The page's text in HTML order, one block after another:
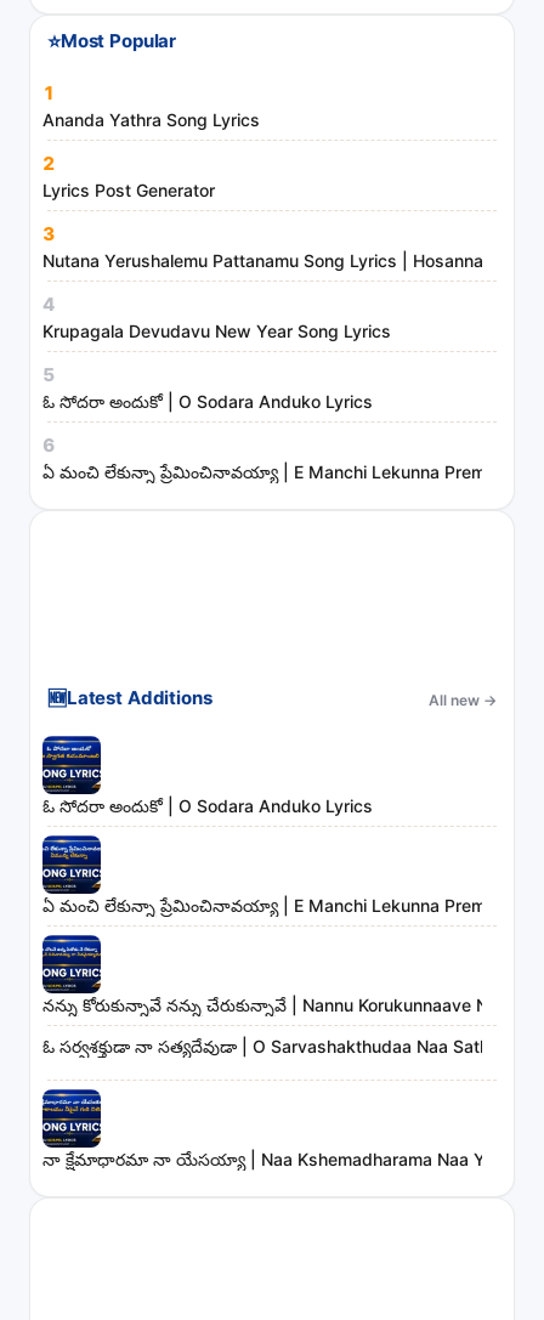
⭐Most Popular
1
Ananda Yathra Song Lyrics
2
Lyrics Post Generator
3
Nutana Yerushalemu Pattanamu Song Lyrics | Hosanna
4
Krupagala Devudavu New Year Song Lyrics
5
ఓ సోదరా అందుకో | O Sodara Anduko Lyrics
6
ఏ మంచి లేకున్నా ప్రేమించినావయ్యా | E Manchi Lekunna
🆕Latest Additions All new →
ఓ సోదరా అందుకో | O Sodara Anduko Lyrics
ఏ మంచి లేకున్నా ప్రేమించినావయ్యా | E Manchi Lekunna
నన్ను కోరుకున్నావే నన్ను చేరుకున్నావే | Nannu Korukunnaave Nannu
ఓ సర్వశక్తుడా నా సత్యదేవుడా | O Sarvashakthudaa Naa
నా క్షేమాధారమా నా యేసయ్యా | Naa Kshemadharama Naa Yesayya